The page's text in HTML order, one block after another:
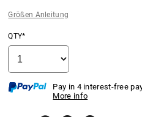
Größen Anleitung
QTY*
Pay in 4 interest-free
More info